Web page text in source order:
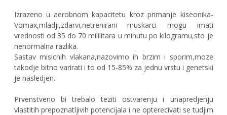
Izrazeno u aerobnom kapacitetu kroz primanje kiseonika-
Vomax,mladji,zdarvi,netrenirani muskarci mogu imati
vrednosti od 35 do 70 mililitara u minutu po kilogramu,sto je
nenormalna razlika.
Sastav misicnih vlakana,nazovimo ih brzim i sporim,moze
takodje bitno varirati i to od 15-85% za jednu vrstu i genetski
je nasledjen.
Prvenstveno bi trebalo teziti ostvarenju i unapredjenju
vlastitih prepoznatljivih potencijala i ne opterecivati se tudjim